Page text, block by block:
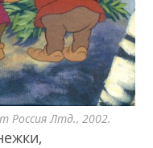
Россия Лтд., 2002.